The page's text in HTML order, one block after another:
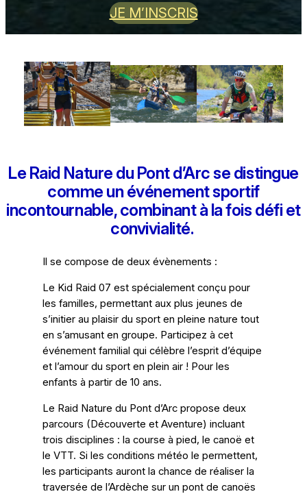
JE M’INSCRIS
Le Raid Nature du Pont d’Arc se distingue
comme un événement sportif
incontournable, combinant à la fois défi et
convivialité.
Il se compose de deux évènements :
Le Kid Raid 07 est spécialement conçu pour
les familles, permettant aux plus jeunes de
s’initier au plaisir du sport en pleine nature tout
en s’amusant en groupe. Participez à cet
événement familial qui célèbre l’esprit d’équipe
et l’amour du sport en plein air ! Pour les
enfants à partir de 10 ans.
Le Raid Nature du Pont d’Arc propose deux
parcours (Découverte et Aventure) incluant
trois disciplines : la course à pied, le canoë et
le VTT. Si les conditions météo le permettent,
les participants auront la chance de réaliser la
traversée de l’Ardèche sur un pont de canoës